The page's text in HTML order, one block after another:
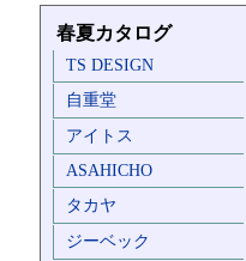
春夏カタログ
TS DESIGN
自重堂
アイトス
ASAHICHO
タカヤ
ジーベック